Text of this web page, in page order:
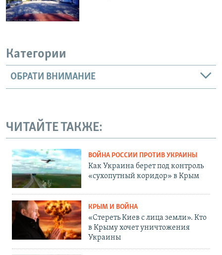
Категории
ОБРАТИ ВНИМАНИЕ
ЧИТАЙТЕ ТАКЖЕ:
ВОЙНА РОССИИ ПРОТИВ УКРАИНЫ
Как Украина берет под контроль
«сухопутный коридор» в Крым
КРЫМ И ВОЙНА
«Стереть Киев с лица земли». Кто
в Крыму хочет уничтожения
Украины